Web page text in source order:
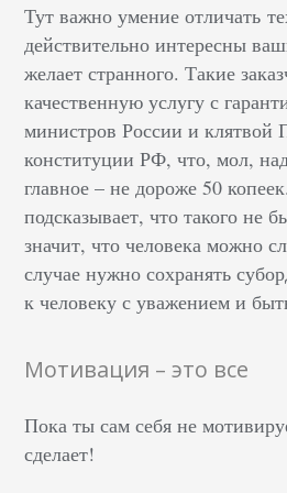
Тут важно умение отличать
действительно интересны
желает странного. Такие
качественную услугу с
министров России и клятвой
конституции РФ, что, мол,
главное – не дороже 50
подсказывает, что такого не
значит, что человека можно
случае нужно сохранять
к человеку с уважением и
Мотивация – это все
Пока ты сам себя не
сделает!